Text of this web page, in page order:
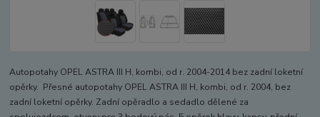
Autopotahy OPEL ASTRA III H, kombi, od r. 2004-2014 bez zadní loketní
opěrky. Přesné autopotahy OPEL ASTRA III H, kombi, od r. 2004, bez
zadní loketní opěrky. Zadní opěradlo a sedadlo dělené za